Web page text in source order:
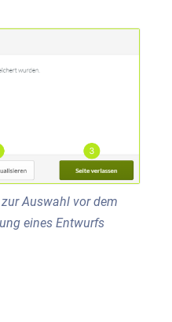
Auswahl vor dem
eines Entwurfs